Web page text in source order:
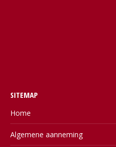
SITEMAP
Home
Algemene aanneming